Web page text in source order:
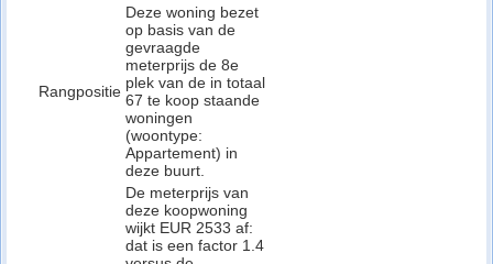
Rangpositie
Deze woning bezet
op basis van de
gevraagde
meterprijs de 8e
plek van de in totaal
67 te koop staande
woningen
(woontype:
Appartement) in
deze buurt.
De meterprijs van
deze koopwoning
wijkt EUR 2533 af:
dat is een factor 1.4